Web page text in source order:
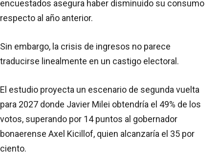
encuestados asegura haber disminuido su consumo
respecto al año anterior.
Sin embargo, la crisis de ingresos no parece
traducirse linealmente en un castigo electoral.
El estudio proyecta un escenario de segunda vuelta
para 2027 donde Javier Milei obtendría el 49% de los
votos, superando por 14 puntos al gobernador
bonaerense Axel Kicillof, quien alcanzaría el 35 por
ciento.